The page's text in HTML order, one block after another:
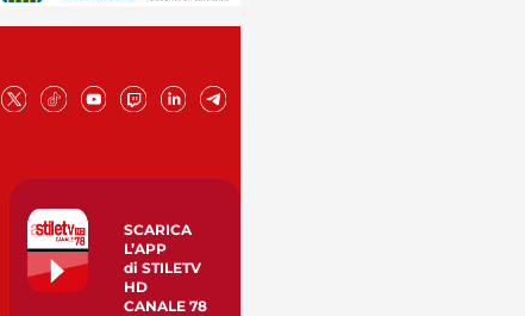
SCARICA
L’APP
di STILETV
HD
CANALE 78